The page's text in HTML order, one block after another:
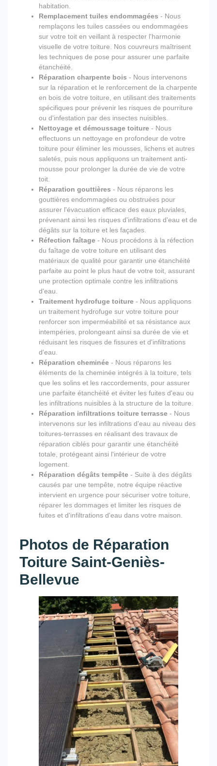
habitation.
Remplacement tuiles endommagées - Nous
remplaçons les tuiles cassées ou endommagées
sur votre toit en veillant à respecter l'harmonie
visuelle de votre toiture. Nos couvreurs maîtrisent
les techniques de pose pour assurer une parfaite
étanchéité.
Réparation charpente bois - Nous intervenons
sur la réparation et le renforcement de la charpente
en bois de votre toiture, en utilisant des traitements
spécifiques pour prévenir les risques de pourriture
ou d'infestation par des insectes nuisibles.
Nettoyage et démoussage toiture - Nous
effectuons un nettoyage en profondeur de votre
toiture pour éliminer les mousses, lichens et autres
saletés, puis nous appliquons un traitement anti-
mousse pour prolonger la durée de vie de votre
toit.
Réparation gouttières - Nous réparons les
gouttières endommagées ou obstruées pour
assurer l'évacuation efficace des eaux pluviales,
prévenant ainsi les risques d'infiltrations d'eau et de
dégâts sur la toiture et les façades.
Réfection faîtage - Nous procédons à la réfection
du faîtage de votre toiture en utilisant des
matériaux de qualité pour garantir une étanchéité
parfaite au point le plus haut de votre toit, assurant
une protection optimale contre les infiltrations
d'eau.
Traitement hydrofuge toiture - Nous appliquons
un traitement hydrofuge sur votre toiture pour
renforcer son imperméabilité et sa résistance aux
intempéries, prolongeant ainsi sa durée de vie et
réduisant les risques de fissures et d'infiltrations
d'eau.
Réparation cheminée - Nous réparons les
éléments de la cheminée intégrés à la toiture, tels
que les solins et les raccordements, pour assurer
une parfaite étanchéité et éviter les fuites d'eau ou
les infiltrations nuisibles à la structure de la toiture.
Réparation infiltrations toiture terrasse - Nous
intervenons sur les infiltrations d'eau au niveau des
toitures-terrasses en réalisant des travaux de
réparation ciblés pour garantir une étanchéité
totale, protégeant ainsi l'intérieur de votre
logement.
Réparation dégâts tempête - Suite à des dégâts
causés par une tempête, notre équipe réactive
intervient en urgence pour sécuriser votre toiture,
réparer les dommages et limiter les risques de
fuites et d'infiltrations d'eau dans votre maison.
Photos de Réparation
Toiture Saint-Geniès-
Bellevue